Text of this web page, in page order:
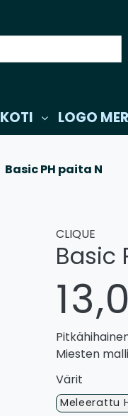
KOTI LOGO
Basic PH paita N
CLIQUE
Basic
Miesten
Värit
Meleerattu